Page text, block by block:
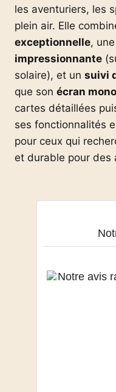
les aventuriers, les
plein air. Elle
exceptionnelle, une
impressionnante
solaire), et un suivi
que son écran
cartes détaillées
ses fonctionnalités
pour ceux qui
et durable pour des